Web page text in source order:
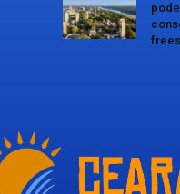
frees